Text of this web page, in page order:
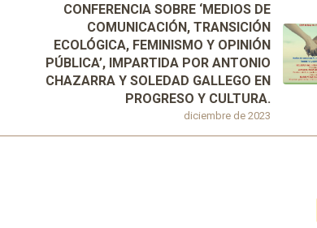
diciembre de 2023
CONFERENCIA SOBRE ‘MEDIOS DE
COMUNICACIÓN, TRANSICIÓN
ECOLÓGICA, FEMINISMO Y OPINIÓN
PÚBLICA’, IMPARTIDA POR ANTONIO
CHAZARRA Y SOLEDAD GALLEGO EN
PROGRESO Y CULTURA.